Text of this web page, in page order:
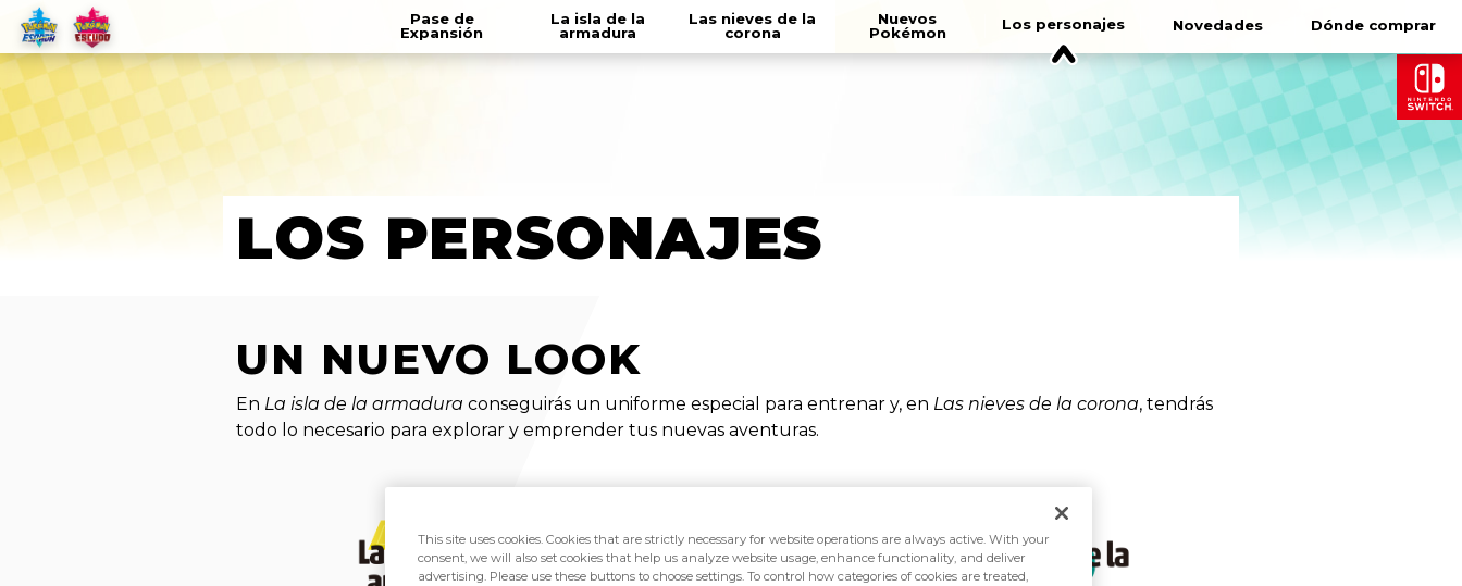
Pase de
Expansión
La isla de la
armadura
Las nieves de la
corona
Nuevos
Pokémon
Los personajes Novedades Dónde comprar
LOS PERSONAJES
UN NUEVO LOOK
En La isla de la armadura conseguirás un uniforme especial para entrenar y, en Las nieves de la corona, tendrás
todo lo necesario para explorar y emprender tus nuevas aventuras.
This site uses cookies. Cookies that are strictly necessary for website operations are always active. With your
consent, we will also set cookies that help us analyze website usage, enhance functionality, and deliver
advertising. Please use these buttons to choose settings. To control how categories of cookies are treated,